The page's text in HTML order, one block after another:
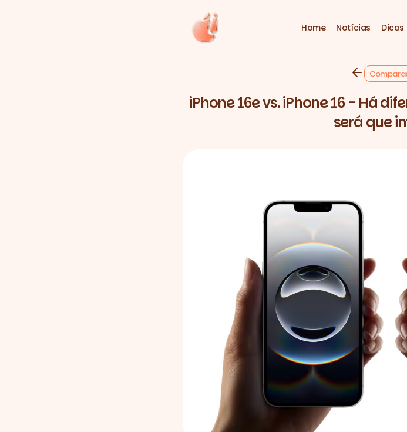
Home Notícias Dicas
iPhone 16e vs. iPhone 16 - Há
será que